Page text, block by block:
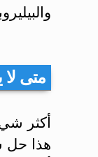
متى
أكثر
هذا حل